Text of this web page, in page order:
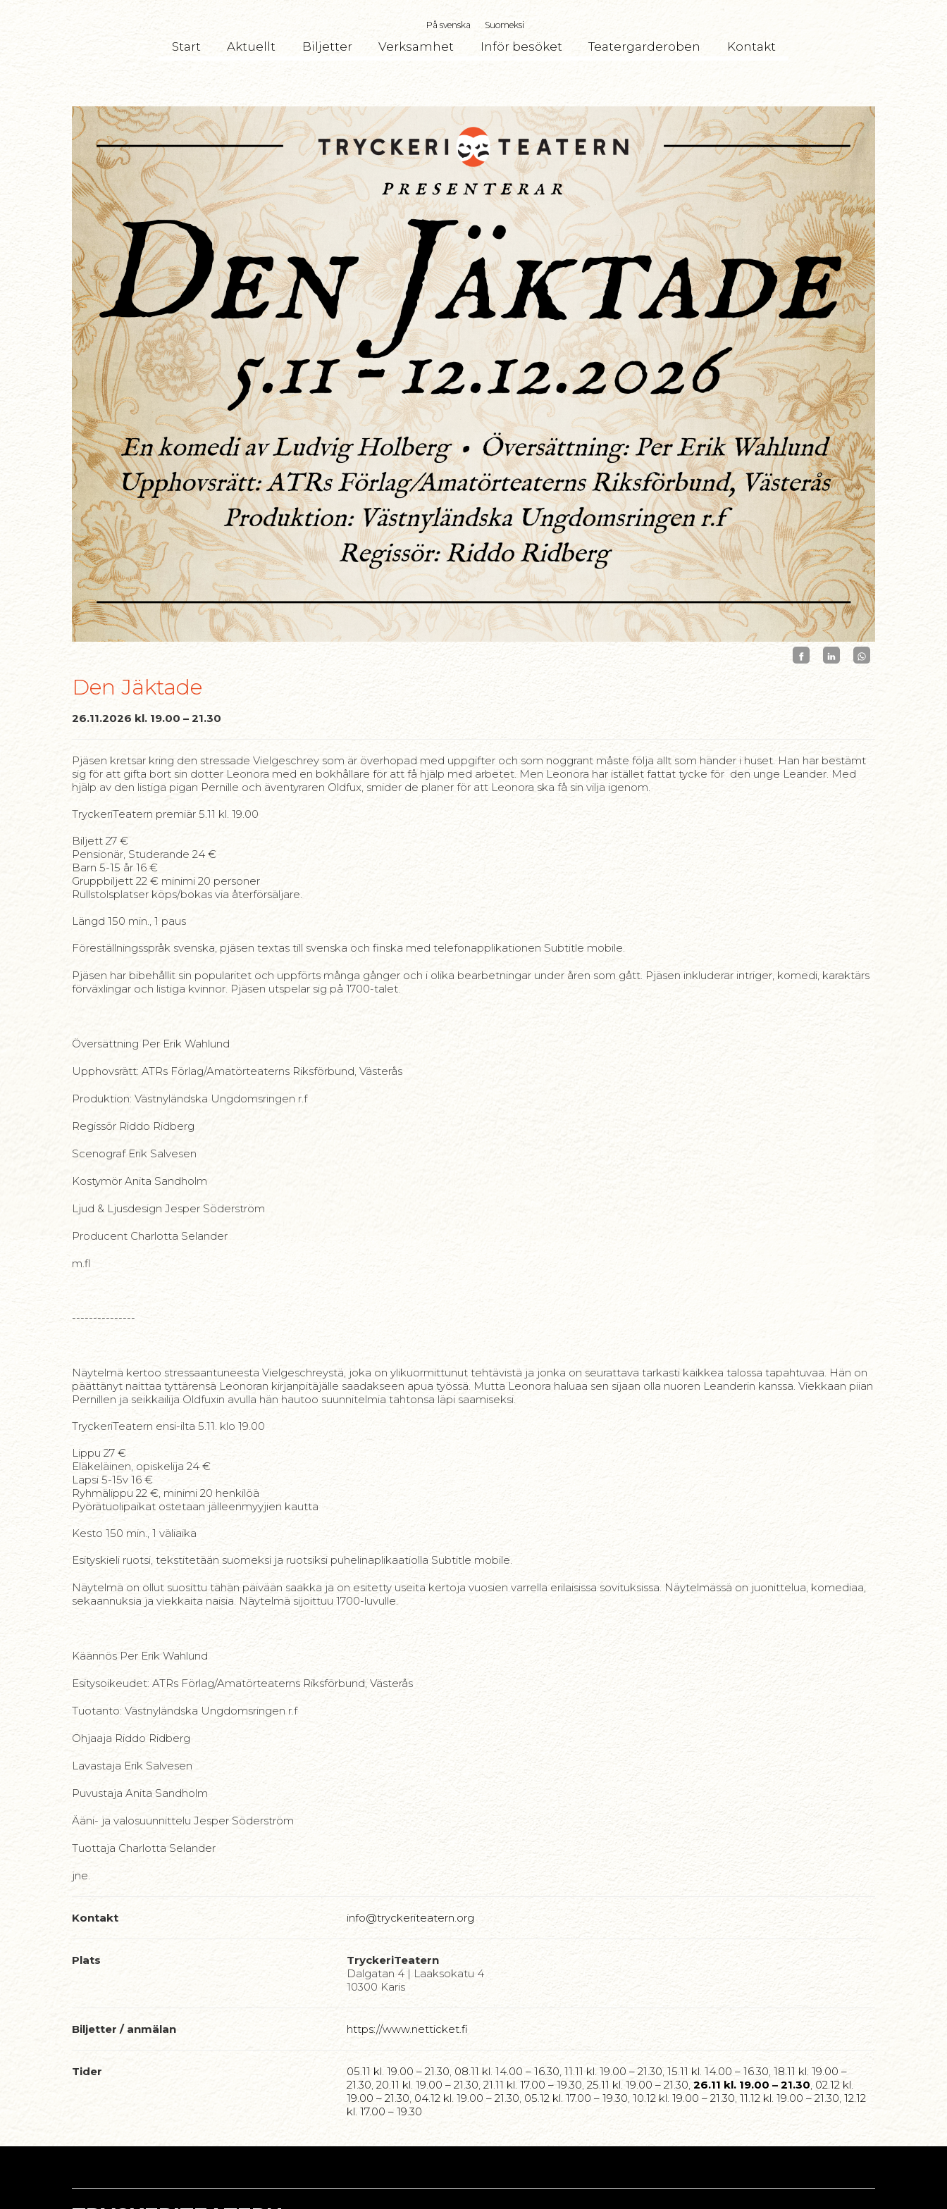
På svenska Suomeksi
Start Aktuellt Biljetter Verksamhet Inför besöket Teatergarderoben Kontakt
Den Jäktade
26.11.2026 kl. 19.00 – 21.30
Pjäsen kretsar kring den stressade Vielgeschrey som är överhopad med uppgifter och som noggrant måste följa allt som händer i huset. Han har bestämt
sig för att gifta bort sin dotter Leonora med en bokhållare för att få hjälp med arbetet. Men Leonora har istället fattat tycke för den unge Leander. Med
hjälp av den listiga pigan Pernille och äventyraren Oldfux, smider de planer för att Leonora ska få sin vilja igenom.
TryckeriTeatern premiär 5.11 kl. 19.00
Biljett 27 €
Pensionär, Studerande 24 €
Barn 5-15 år 16 €
Gruppbiljett 22 € minimi 20 personer
Rullstolsplatser köps/bokas via återförsäljare.
Längd 150 min., 1 paus
Föreställningsspråk svenska, pjäsen textas till svenska och finska med telefonapplikationen Subtitle mobile.
Pjäsen har bibehållit sin popularitet och uppförts många gånger och i olika bearbetningar under åren som gått. Pjäsen inkluderar intriger, komedi, karaktärs
förväxlingar och listiga kvinnor. Pjäsen utspelar sig på 1700-talet.
Översättning Per Erik Wahlund
Upphovsrätt: ATRs Förlag/Amatörteaterns Riksförbund, Västerås
Produktion: Västnyländska Ungdomsringen r.f
Regissör Riddo Ridberg
Scenograf Erik Salvesen
Kostymör Anita Sandholm
Ljud & Ljusdesign Jesper Söderström
Producent Charlotta Selander
m.fl
---------------
Näytelmä kertoo stressaantuneesta Vielgeschreystä, joka on ylikuormittunut tehtävistä ja jonka on seurattava tarkasti kaikkea talossa tapahtuvaa. Hän on
päättänyt naittaa tyttärensä Leonoran kirjanpitäjälle saadakseen apua työssä. Mutta Leonora haluaa sen sijaan olla nuoren Leanderin kanssa. Viekkaan piian
Pernillen ja seikkailija Oldfuxin avulla hän hautoo suunnitelmia tahtonsa läpi saamiseksi.
TryckeriTeatern ensi-ilta 5.11. klo 19.00
Lippu 27 €
Eläkeläinen, opiskelija 24 €
Lapsi 5-15v 16 €
Ryhmälippu 22 €, minimi 20 henkilöä
Pyörätuolipaikat ostetaan jälleenmyyjien kautta
Kesto 150 min., 1 väliaika
Esityskieli ruotsi, tekstitetään suomeksi ja ruotsiksi puhelinaplikaatiolla Subtitle mobile.
Näytelmä on ollut suosittu tähän päivään saakka ja on esitetty useita kertoja vuosien varrella erilaisissa sovituksissa. Näytelmässä on juonittelua, komediaa,
sekaannuksia ja viekkaita naisia. Näytelmä sijoittuu 1700-luvulle.
Käännös Per Erik Wahlund
Esitysoikeudet: ATRs Förlag/Amatörteaterns Riksförbund, Västerås
Tuotanto: Västnyländska Ungdomsringen r.f
Ohjaaja Riddo Ridberg
Lavastaja Erik Salvesen
Puvustaja Anita Sandholm
Ääni- ja valosuunnittelu Jesper Söderström
Tuottaja Charlotta Selander
jne.
Kontakt info@tryckeriteatern.org
Plats
TryckeriTeatern
Dalgatan 4 | Laaksokatu 4
10300 Karis
Biljetter / anmälan https://www.netticket.fi
Tider 05.11 kl. 19.00 – 21.30, 08.11 kl. 14.00 – 16.30, 11.11 kl. 19.00 – 21.30, 15.11 kl. 14.00 – 16.30, 18.11 kl. 19.00 –
21.30, 20.11 kl. 19.00 – 21.30, 21.11 kl. 17.00 – 19.30, 25.11 kl. 19.00 – 21.30, 26.11 kl. 19.00 – 21.30, 02.12 kl.
19.00 – 21.30, 04.12 kl. 19.00 – 21.30, 05.12 kl. 17.00 – 19.30, 10.12 kl. 19.00 – 21.30, 11.12 kl. 19.00 – 21.30, 12.12
kl. 17.00 – 19.30